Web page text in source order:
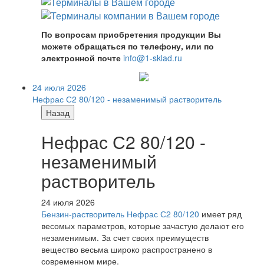
По вопросам приобретения продукции Вы
можете обращаться по телефону, или по
электронной почте info@1-sklad.ru
24 июля 2026
Нефрас С2 80/120 - незаменимый растворитель
Назад
Нефрас С2 80/120 -
незаменимый
растворитель
24 июля 2026
Бензин-растворитель Нефрас С2 80/120 имеет ряд
весомых параметров, которые зачастую делают его
незаменимым. За счет своих преимуществ
вещество весьма широко распространено в
современном мире.